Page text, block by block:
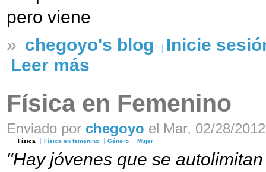
pero viene
» chegoyo's blog
Inicie
Leer más
Física en Femenino
Enviado por chegoyo el Mar, 02/28/
Física Física en femenino Género Mujer
"Hay jóvenes que se